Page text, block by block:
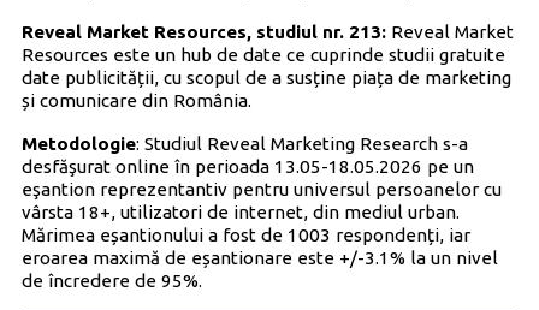
Reveal Market Resources, studiul nr. 213: Reveal Market
Resources este un hub de date ce cuprinde studii gratuite
date publicității, cu scopul de a susține piața de marketing
și comunicare din România.
Metodologie: Studiul Reveal Marketing Research s-a
desfăşurat online în perioada 13.05-18.05.2026 pe un
eşantion reprezentantiv pentru universul persoanelor cu
vârsta 18+, utilizatori de internet, din mediul urban.
Mărimea eșantionului a fost de 1003 respondenți, iar
eroarea maximă de eșantionare este +/-3.1% la un nivel
de încredere de 95%.